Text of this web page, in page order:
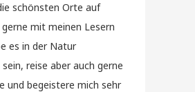
schönsten Orte auf
mit meinen Lesern
es in der Natur
reise aber auch gerne
und begeistere mich sehr